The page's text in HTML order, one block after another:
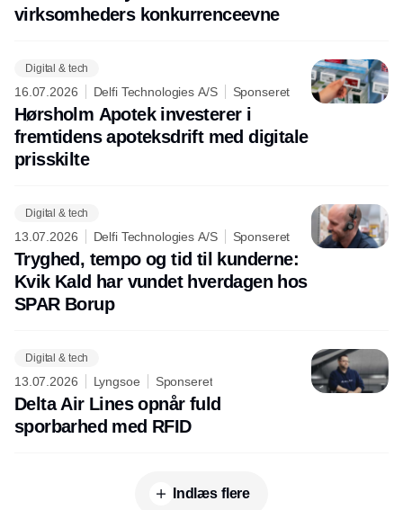
virksomheders konkurrenceevne
Digital & tech
16.07.2026 Delfi Technologies A/S Sponseret
Hørsholm Apotek investerer i
fremtidens apoteksdrift med digitale
prisskilte
Digital & tech
13.07.2026 Delfi Technologies A/S Sponseret
Tryghed, tempo og tid til kunderne:
Kvik Kald har vundet hverdagen hos
SPAR Borup
Digital & tech
13.07.2026 Lyngsoe Sponseret
Delta Air Lines opnår fuld
sporbarhed med RFID
Indlæs flere